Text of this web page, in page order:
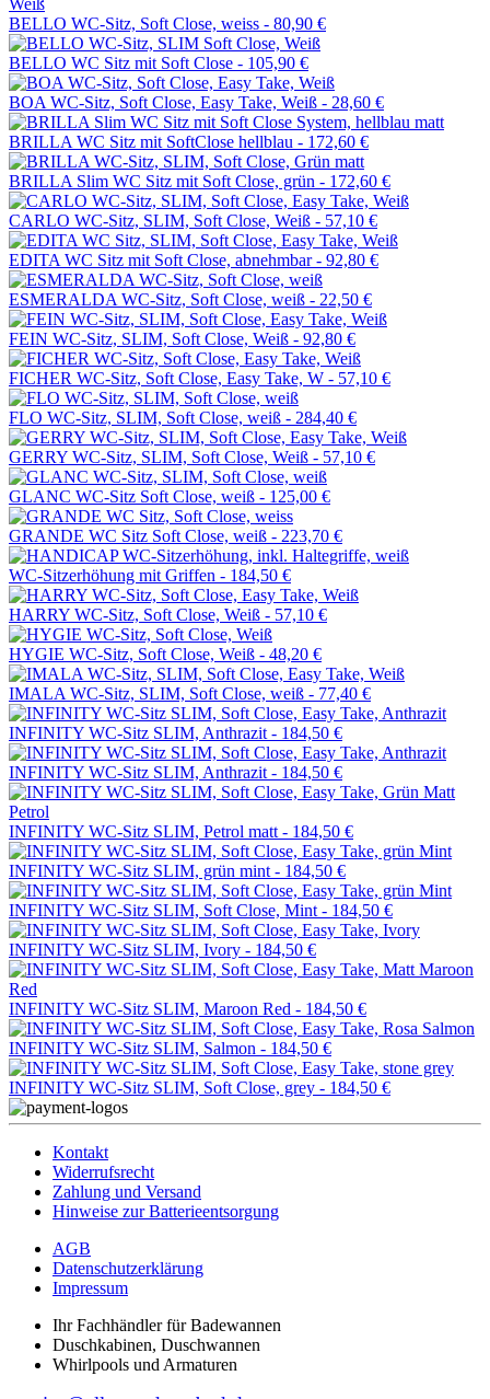
BELLO WC-Sitz, Soft Close, weiss - 80,90 €
BELLO WC Sitz mit Soft Close - 105,90 €
BOA WC-Sitz, Soft Close, Easy Take, Weiß - 28,60 €
BRILLA WC Sitz mit SoftClose hellblau - 172,60 €
BRILLA Slim WC Sitz mit Soft Close, grün - 172,60 €
CARLO WC-Sitz, SLIM, Soft Close, Weiß - 57,10 €
EDITA WC Sitz mit Soft Close, abnehmbar - 92,80 €
ESMERALDA WC-Sitz, Soft Close, weiß - 22,50 €
FEIN WC-Sitz, SLIM, Soft Close, Weiß - 92,80 €
FICHER WC-Sitz, Soft Close, Easy Take, W - 57,10 €
FLO WC-Sitz, SLIM, Soft Close, weiß - 284,40 €
GERRY WC-Sitz, SLIM, Soft Close, Weiß - 57,10 €
GLANC WC-Sitz Soft Close, weiß - 125,00 €
GRANDE WC Sitz Soft Close, weiß - 223,70 €
WC-Sitzerhöhung mit Griffen - 184,50 €
HARRY WC-Sitz, Soft Close, Weiß - 57,10 €
HYGIE WC-Sitz, Soft Close, Weiß - 48,20 €
IMALA WC-Sitz, SLIM, Soft Close, weiß - 77,40 €
INFINITY WC-Sitz SLIM, Anthrazit - 184,50 €
INFINITY WC-Sitz SLIM, Anthrazit - 184,50 €
INFINITY WC-Sitz SLIM, Petrol matt - 184,50 €
INFINITY WC-Sitz SLIM, grün mint - 184,50 €
INFINITY WC-Sitz SLIM, Soft Close, Mint - 184,50 €
INFINITY WC-Sitz SLIM, Ivory - 184,50 €
INFINITY WC-Sitz SLIM, Maroon Red - 184,50 €
INFINITY WC-Sitz SLIM, Salmon - 184,50 €
INFINITY WC-Sitz SLIM, Soft Close, grey - 184,50 €
Kontakt
Widerrufsrecht
Zahlung und Versand
Hinweise zur Batterieentsorgung
AGB
Datenschutzerklärung
Impressum
Ihr Fachhändler für Badewannen
Duschkabinen, Duschwannen
Whirlpools und Armaturen